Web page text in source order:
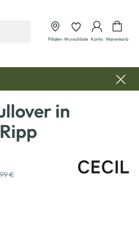
Filialen Wunschliste Konto Warenkorb
in
€